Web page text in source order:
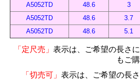
A5052TD
48.6 3
A5052TD
48.6 3.7
A5052TD
48.6 5.1
「定尺売」 表示は、ご希望の長さ
もご
「切売可」 表示は、ご希望の長